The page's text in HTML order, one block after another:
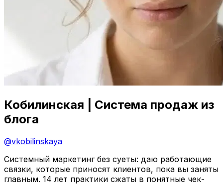
Кобилинская | Система продаж из
блога
@vkobilinskaya
Системный маркетинг без суеты: даю работающие
связки, которые приносят клиентов, пока вы заняты
главным. 14 лет практики сжаты в понятные чек-